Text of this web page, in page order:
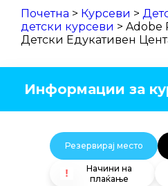
Почетна > Курсеви >
детски курсеви > Adobe
Детски Едукативен
Информации за
Резервирај место
Начини на
плаќање